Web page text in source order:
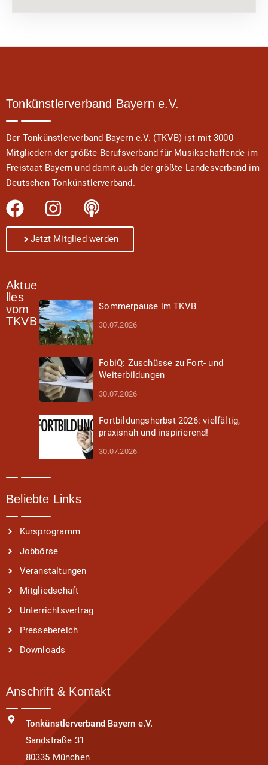
Tonkünstlerverband Bayern e.V.
Der Tonkünstlerverband Bayern e.V. (TKVB) ist mit 3000
Mitgliedern der größte Berufsverband für Musikschaffende im
Freistaat Bayern und damit auch der größte Landesverband im
Deutschen Tonkünstlerverband.
Jetzt Mitglied werden
Aktue
lles
vom
TKVB
Sommerpause im TKVB
30.07.2026
FobiQ: Zuschüsse zu Fort- und
Weiterbildungen
30.07.2026
Fortbildungsherbst 2026: vielfältig,
praxisnah und inspirierend!
30.07.2026
Beliebte Links
Kursprogramm
Jobbörse
Veranstaltungen
Mitgliedschaft
Unterrichtsvertrag
Pressebereich
Downloads
Anschrift & Kontakt
Tonkünstlerverband Bayern e.V.
Sandstraße 31
80335 München